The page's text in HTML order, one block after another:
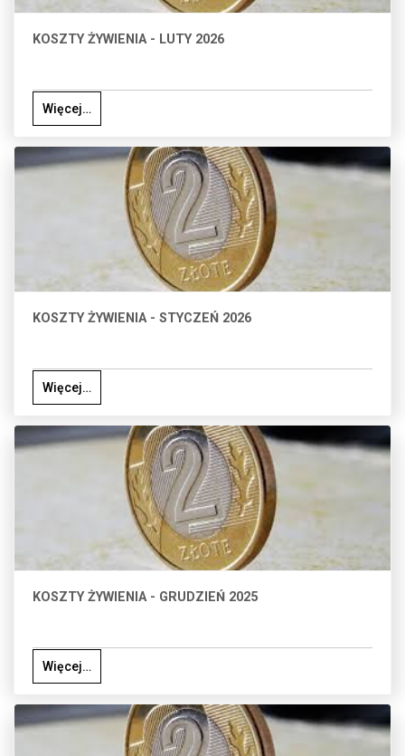
KOSZTY ŻYWIENIA - LUTY 2026
Więcej…
KOSZTY ŻYWIENIA - STYCZEŃ 2026
Więcej…
KOSZTY ŻYWIENIA - GRUDZIEŃ 2025
Więcej…